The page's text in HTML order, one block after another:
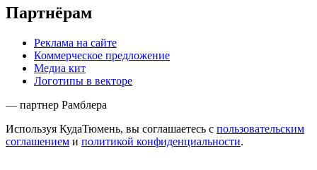
Партнёрам
Реклама на сайте
Коммерческое предложение
Медиа кит
Логотипы в векторе
— партнер Рамблера
Используя КудаТюмень, вы соглашаетесь с пользовательским
соглашением и политикой конфиденциальности.